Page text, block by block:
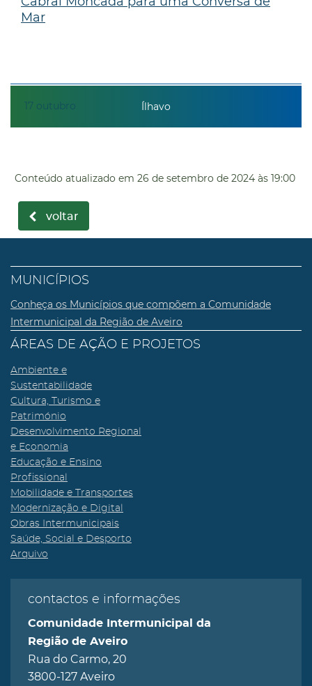
17 outubro
Mar
Ílhavo
Conteúdo atualizado em 26 de setembro de 2024 às 19:00
voltar
MUNICÍPIOS
Conheça os Municípios que compõem a Comunidade
Intermunicipal da Região de Aveiro
ÁREAS DE AÇÃO E PROJETOS
Ambiente e
Sustentabilidade
Cultura, Turismo e
Património
Desenvolvimento Regional
e Economia
Educação e Ensino
Profissional
Mobilidade e Transportes
Modernização e Digital
Obras Intermunicipais
Saúde, Social e Desporto
Arquivo
contactos e informações
Comunidade Intermunicipal da
Região de Aveiro
Rua do Carmo, 20
3800-127 Aveiro